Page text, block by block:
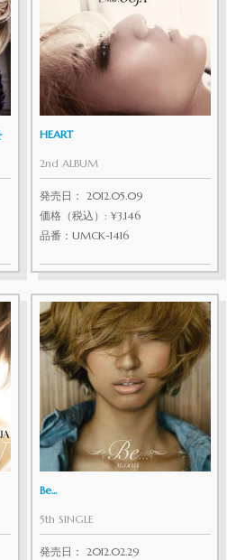
HEART
2nd ALBUM
発売日： 2012.05.09
価格（税込）: ¥3,146
品番：UMCK-1416
Be...
5th SINGLE
発売日： 2012.02.29